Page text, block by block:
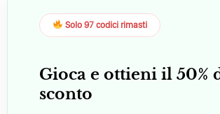
Solo 97 codici rimasti
Gioca e ottieni il 50%
sconto